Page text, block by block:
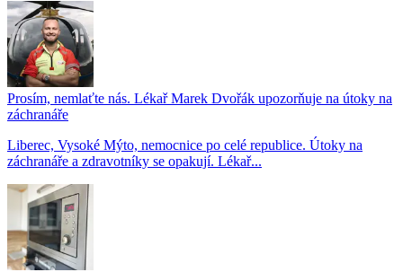
Prosím, nemlaťte nás. Lékař Marek Dvořák upozorňuje na útoky na
záchranáře
Liberec, Vysoké Mýto, nemocnice po celé republice. Útoky na
záchranáře a zdravotníky se opakují. Lékař...